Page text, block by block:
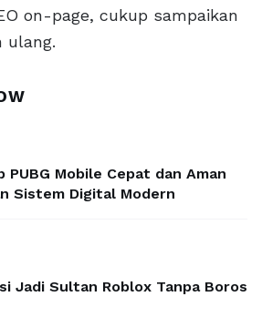
on-page, cukup sampaikan
ulang.
PUBG Mobile Cepat dan Aman
Sistem Digital Modern
Jadi Sultan Roblox Tanpa Boros